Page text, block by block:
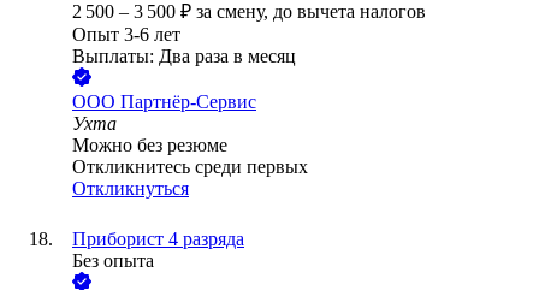
2 500 – 3 500 ₽ за смену, до вычета налогов
Опыт 3-6 лет
Выплаты: Два раза в месяц
ООО Партнёр-Сервис
Ухта
Можно без резюме
Откликнитесь среди первых
Откликнуться
Приборист 4 разряда
Без опыта